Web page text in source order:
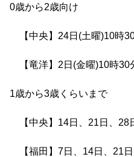
0歳から2歳向け
【中央】24日(土曜)10時
【竜洋】2日(金曜)10時30
1歳から3歳くらいまで
【中央】14日、21日、28
【福田】7日、14日、21